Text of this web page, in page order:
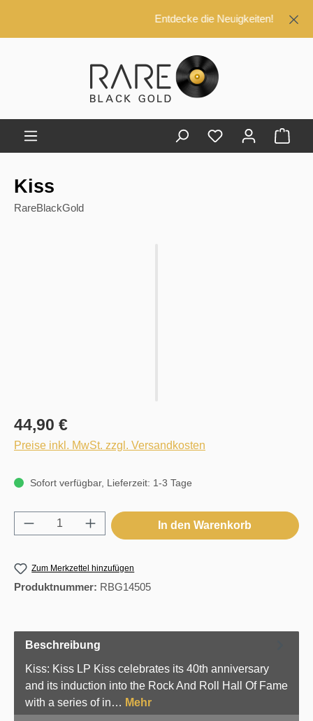
Entdecke die Neuigkeiten!
Kiss
RareBlackGold
44,90 €
Preise inkl. MwSt. zzgl. Versandkosten
Sofort verfügbar, Lieferzeit: 1-3 Tage
Produkt Anzahl: Gib den gewünschten
In den Warenkorb
Zum Merkzettel hinzufügen
Produktnummer: RBG14505
Beschreibung
Kiss: Kiss LP Kiss celebrates its 40th anniversary
and its induction into the Rock And Roll Hall Of Fame
with a series of in… Mehr